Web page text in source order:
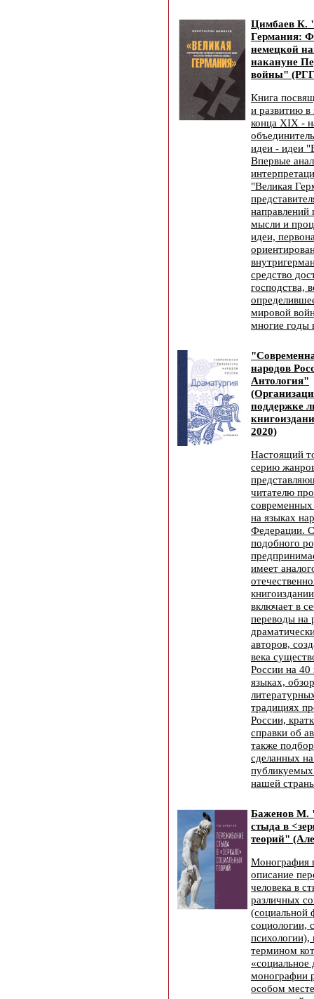
Цимбаев К.
Германия:
немецкой
накануне
войны"
Книга
и развитию
конца XIX -
идеи - идеи
Впервые
"Великая
направлений
мысли и
идеи,
средство
господства,
мировой
многие годы
народов
Антология"
поддержке
2020)
Настоящий
серию
читателю
на языках
Федерации.
подобного
имеет
включает в
переводы на
авторов,
века
России на
языках,
традициях
России,
справки об
также
сделанных
публикуемых
нашей
Баженов М.
стыда в
теорий"
Монография
описание
человека в
различных
(социальной
социологии,
термином
«социальное
монографии
особом